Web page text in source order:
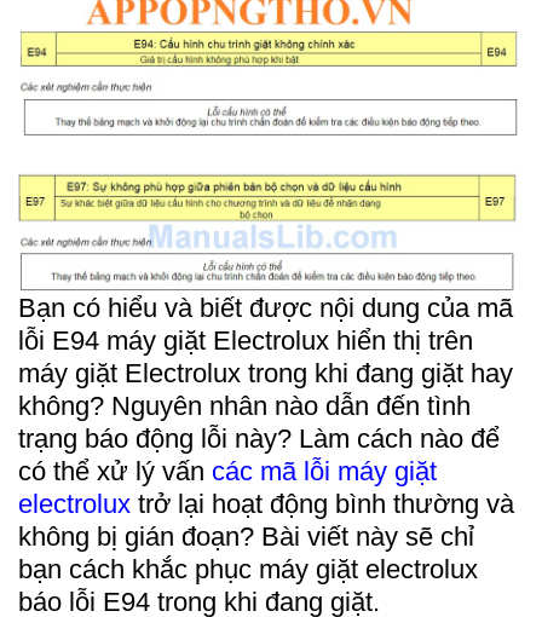
Bạn có hiểu và biết được nội dung của mã
lỗi E94 máy giặt Electrolux hiển thị trên
máy giặt Electrolux trong khi đang giặt hay
không? Nguyên nhân nào dẫn đến tình
trạng báo động lỗi này? Làm cách nào để
có thể xử lý vấn các mã lỗi máy giặt
electrolux trở lại hoạt động bình thường và
không bị gián đoạn? Bài viết này sẽ chỉ
bạn cách khắc phục máy giặt electrolux
báo lỗi E94 trong khi đang giặt.